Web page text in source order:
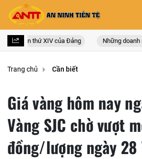
lần thứ XIV của Đảng Những doanh
Trang chủ Cần biết
Giá vàng hôm nay
Vàng SJC chờ vượt
đồng/lượng ngày 28